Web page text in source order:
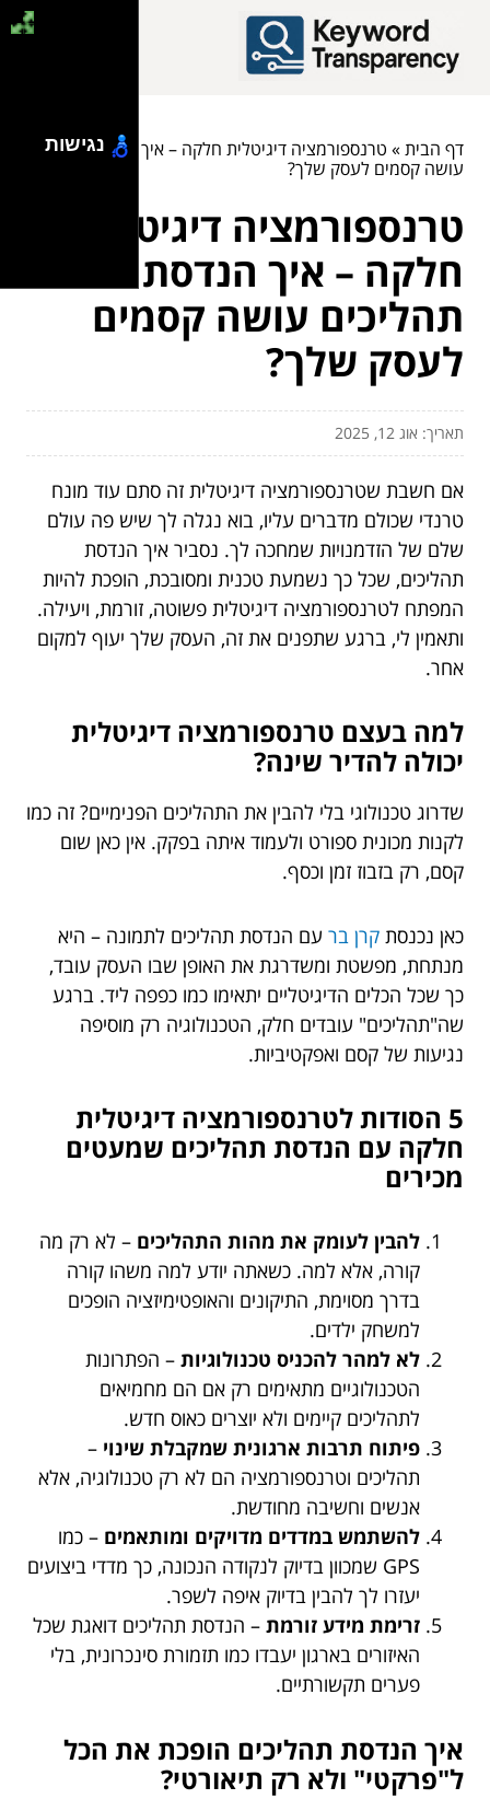
דף הבית» טרנספורמציה דיגיטלית חלקה – איך הנדסת תהליכים
עושה קסמים לעסק שלך?
טרנספורמציה דיגיטלית
חלקה – איך הנדסת
תהליכים עושה קסמים
לעסק שלך?
תאריך: אוג 12, 2025
אם חשבת שטרנספורמציה דיגיטלית זה סתם עוד מונח
טרנדי שכולם מדברים עליו, בוא נגלה לך שיש פה עולם
שלם של הזדמנויות שמחכה לך. נסביר איך הנדסת
תהליכים, שכל כך נשמעת טכנית ומסובכת, הופכת להיות
המפתח לטרנספורמציה דיגיטלית פשוטה, זורמת, ויעילה.
ותאמין לי, ברגע שתפנים את זה, העסק שלך יעוף למקום
אחר.
למה בעצם טרנספורמציה דיגיטלית
יכולה להדיר שינה?
שדרוג טכנולוגי בלי להבין את התהליכים הפנימיים? זה כמו
לקנות מכונית ספורט ולעמוד איתה בפקק. אין כאן שום
קסם, רק בזבוז זמן וכסף.
כאן נכנסת קרן בר עם הנדסת תהליכים לתמונה – היא
מנתחת, מפשטת ומשדרגת את האופן שבו העסק עובד,
כך שכל הכלים הדיגיטליים יתאימו כמו כפפה ליד. ברגע
שה"תהליכים" עובדים חלק, הטכנולוגיה רק מוסיפה
נגיעות של קסם ואפקטיביות.
5 הסודות לטרנספורמציה דיגיטלית
חלקה עם הנדסת תהליכים שמעטים
מכירים
להבין לעומק את מהות התהליכים – לא רק מה
קורה, אלא למה. כשאתה יודע למה משהו קורה
בדרך מסוימת, התיקונים והאופטימיזציה הופכים
למשחק ילדים.
לא למהר להכניס טכנולוגיות – הפתרונות
הטכנולוגיים מתאימים רק אם הם מחמיאים
לתהליכים קיימים ולא יוצרים כאוס חדש.
פיתוח תרבות ארגונית שמקבלת שינוי –
תהליכים וטרנספורמציה הם לא רק טכנולוגיה, אלא
אנשים וחשיבה מחודשת.
להשתמש במדדים מדויקים ומותאמים – כמו
GPS שמכוון בדיוק לנקודה הנכונה, כך מדדי ביצועים
יעזרו לך להבין בדיוק איפה לשפר.
זרימת מידע זורמת – הנדסת תהליכים דואגת שכל
האיזורים בארגון יעבדו כמו תזמורת סינכרונית, בלי
פערים תקשורתיים.
איך הנדסת תהליכים הופכת את הכל
ל"פרקטי" ולא רק תיאורטי?
נגישות